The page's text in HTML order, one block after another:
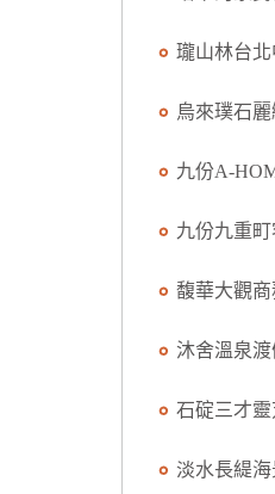
瓏山林台
烏來璞石
九份A-
九份九重
馥華大觀商
沐舍溫泉渡
石碇三才
淡水長緹海